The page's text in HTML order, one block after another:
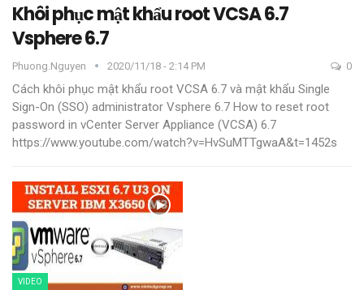
Khôi phục mật khẩu root VCSA 6.7
Vsphere 6.7
Phuong.nguyen 2020/11/18 - 2:14 PM 0
Cách khôi phục mật khẩu root VCSA 6.7 và mật khẩu Single
Sign-On (SSO) administrator Vsphere 6.7 How to reset root
password in vCenter Server Appliance (VCSA) 6.7
https://www.youtube.com/watch?v=HvSuMTTgwaA&t=1452s
VIDEO